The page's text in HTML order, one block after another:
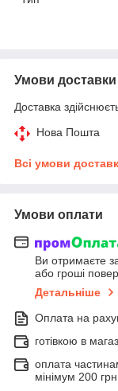
Умови доставки
Доставка
Нова Пошта
Всі умови
Умови оплати
Ви отримаєте
або гроші
Детальніше
Оплата на
готівкою в
оплата
мінімум 200